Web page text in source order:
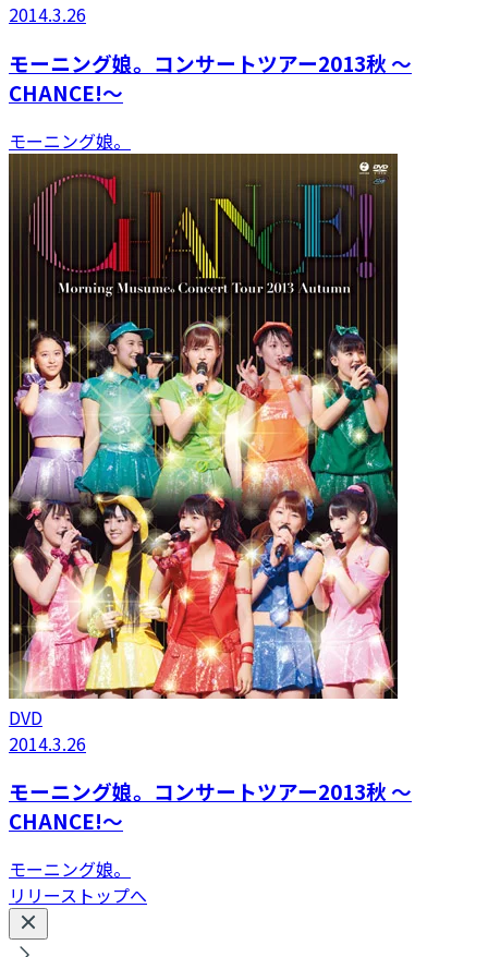
2014.3.26
モーニング娘。コンサートツアー2013秋 〜
CHANCE!〜
モーニング娘。
DVD
2014.3.26
モーニング娘。コンサートツアー2013秋 〜
CHANCE!〜
モーニング娘。
リリーストップへ